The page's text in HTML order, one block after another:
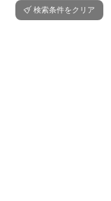
検索条件をクリア